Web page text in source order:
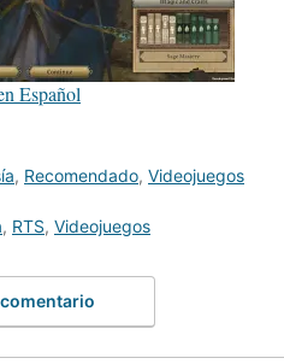
Español
, Recomendado, Videojuegos
, RTS, Videojuegos